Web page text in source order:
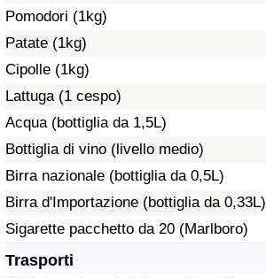
Pomodori (1kg)
Patate (1kg)
Cipolle (1kg)
Lattuga (1 cespo)
Acqua (bottiglia da 1,5L)
Bottiglia di vino (livello medio)
Birra nazionale (bottiglia da 0,5L)
Birra d'Importazione (bottiglia da 0,33L)
Sigarette pacchetto da 20 (Marlboro)
Trasporti
Indice di inquinamento
Indice dell’Inquinamento per Nazione
Traffico
Indice del Traffico
Indice del traffico (Corrente)
Indice del traffico per Nazione